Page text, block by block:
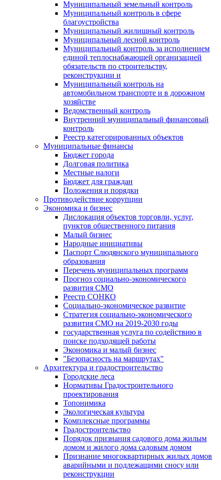
Муниципальный земельный контроль
Муниципальный контроль в сфере
благоустройства
Муниципальный жилищный контроль
Муниципальный лесной контроль
Муниципальный контроль за исполнением
единой теплоснабжающей организацией
обязательств по строительству,
реконструкции и
Муниципальный контроль на
автомобильном транспорте и в дорожном
хозяйстве
Ведомственный контроль
Внутренний муниципальный финансовый
контроль
Реестр категорированных объектов
Муниципальные финансы
Бюджет города
Долговая политика
Местные налоги
Бюджет для граждан
Положения и порядки
Противодействие коррупции
Экономика и бизнес
Дислокация объектов торговли, услуг,
пунктов общественного питания
Малый бизнес
Народные инициативы
Паспорт Слюдянского муниципального
образования
Перечень муниципальных программ
Прогноз социально-экономического
развития СМО
Реестр СОНКО
Социально-экономическое развитие
Стратегия социально-экономического
развития СМО на 2019-2030 годы
государственная услуга по содействию в
поиске подходящей работы
Экономика и малый бизнес
"Безопасность на маршрутах"
Архитектура и градостроительство
Городские леса
Нормативы Градостроительного
проектирования
Топонимика
Экологическая культура
Комплексные программы
Градостроительство
Порядок признания садового дома жилым
домом и жилого дома садовым домом
Признание многоквартирных жилых домов
аварийными и подлежащими сносу или
реконструкции